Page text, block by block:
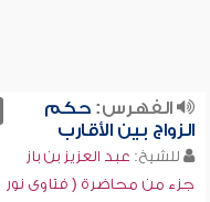
الفهرس:حكم
الزواج بين الأقارب
للشيخ: عبد العزيز بن باز
جزء من محاضرة ( فتاوى نور